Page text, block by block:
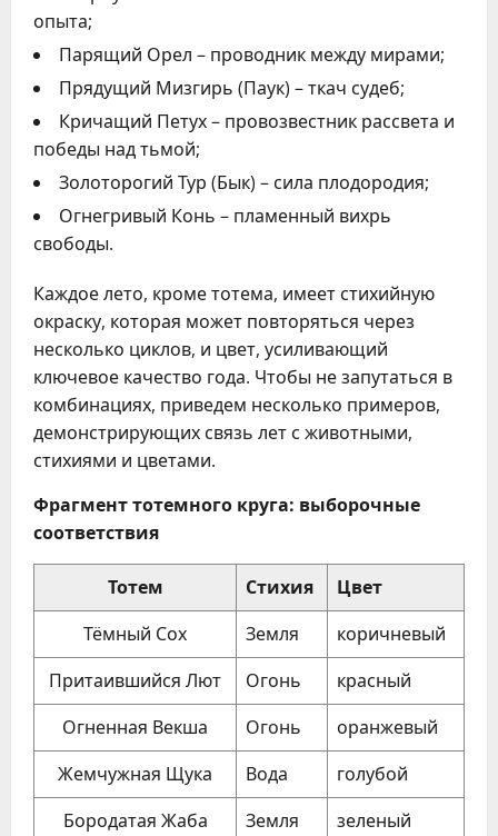
опыта;
Парящий Орел – проводник между мирами;
Прядущий Мизгирь (Паук) – ткач судеб;
Кричащий Петух – провозвестник рассвета и
победы над тьмой;
Золоторогий Тур (Бык) – сила плодородия;
Огнегривый Конь – пламенный вихрь
свободы.
Каждое лето, кроме тотема, имеет стихийную
окраску, которая может повторяться через
несколько циклов, и цвет, усиливающий
ключевое качество года. Чтобы не запутаться в
комбинациях, приведем несколько примеров,
демонстрирующих связь лет с животными,
стихиями и цветами.
Фрагмент тотемного круга: выборочные
соответствия
Тотем Стихия
Цвет
Тёмный Сох
Земля
коричневый
Притаившийся Лют
Огонь
красный
Огненная Векша
Огонь
оранжевый
Жемчужная Щука
Вода
голубой
Бородатая Жаба
Земля зеленый